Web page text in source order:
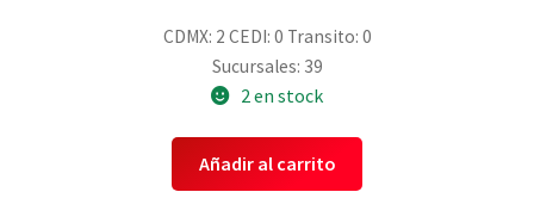
CDMX: 2 CEDI: 0 Transito: 0
Sucursales: 39
2 en stock
Añadir al carrito